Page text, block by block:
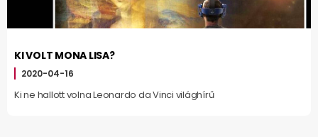
KI VOLT MONA LISA?
2020-04-16
Ki ne hallott volna Leonardo da Vinci világhírű